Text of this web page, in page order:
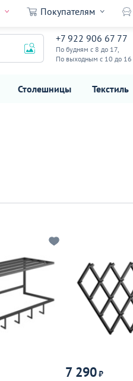
Покупателям
+7 922 906 67 77
По будням с 8 до 17,
По выходным с 10 до 16
Столешницы Текстиль
7 290₽